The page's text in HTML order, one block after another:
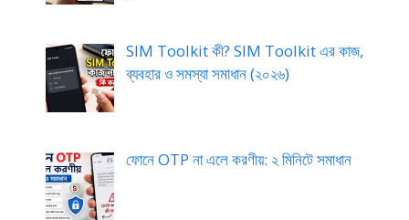
SIM Toolkit কী? SIM Toolkit এর কাজ,
ব্যবহার ও সমস্যা সমাধান (২০২৬)
ফোনে OTP না এলে করণীয়: ২ মিনিটে সমাধান